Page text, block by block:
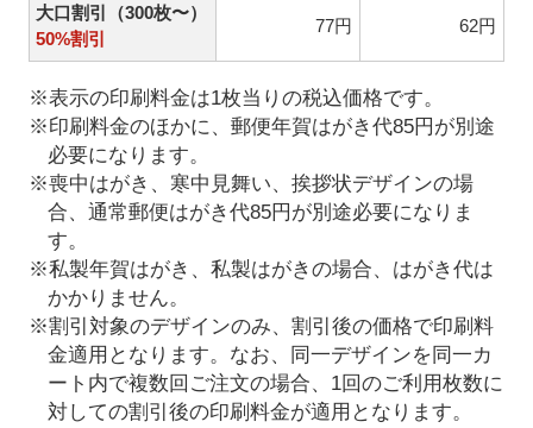
大口割引（300枚〜）
50%割引
77円 62円
※表示の印刷料金は1枚当りの税込価格です。
※印刷料金のほかに、郵便年賀はがき代85円が別途
必要になります。
※喪中はがき、寒中見舞い、挨拶状デザインの場
合、通常郵便はがき代85円が別途必要になりま
す。
※私製年賀はがき、私製はがきの場合、はがき代は
かかりません。
※割引対象のデザインのみ、割引後の価格で印刷料
金適用となります。なお、同一デザインを同一カ
ート内で複数回ご注文の場合、1回のご利用枚数に
対しての割引後の印刷料金が適用となります。